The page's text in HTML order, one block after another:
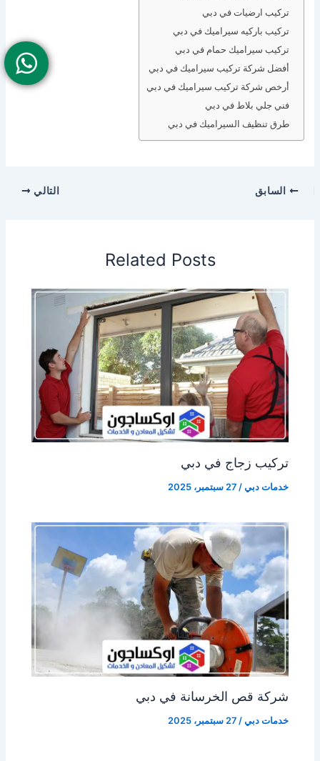
تركيب ارضيات في دبي
تركيب باركيه سيراميك في دبي
تركيب سيراميك حمام في دبي
أفضل شركة تركيب سيراميك في دبي
أرخص شركة تركيب سيراميك في دبي
فني جلي بلاط في دبي
طرق تنظيف السيراميك في دبي
السابق التالي
Related Posts
تركيب زجاج في دبي
خدمات دبي /27 سبتمبر، 2025
شركة قص الخرسانة في دبي
خدمات دبي /27 سبتمبر، 2025